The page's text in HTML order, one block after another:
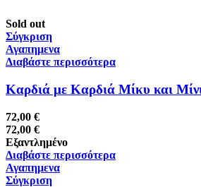
Sold out
Σύγκριση
Αγαπημενα
Διαβάστε περισσότερα
Καρδιά με Καρδιά Μίκυ και
72,00 €
72,00 €
Εξαντλημένο
Διαβάστε περισσότερα
Αγαπημενα
Σύγκριση